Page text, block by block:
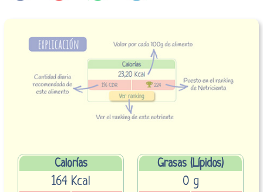
Calorías
164 Kcal
Grasas (Lípidos)
0 g